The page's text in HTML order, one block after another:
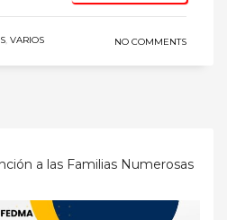
, VARIOS NO COMMENTS
a las Familias Numerosas